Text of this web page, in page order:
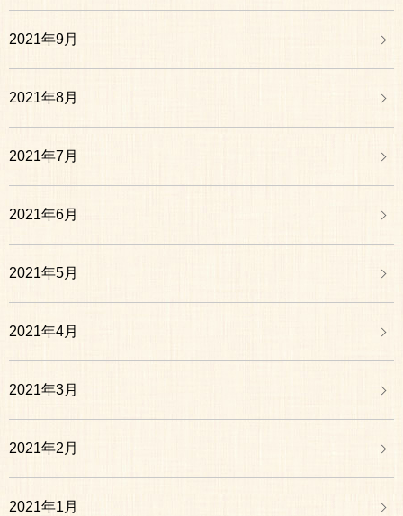
2021年9月
2021年8月
2021年7月
2021年6月
2021年5月
2021年4月
2021年3月
2021年2月
2021年1月